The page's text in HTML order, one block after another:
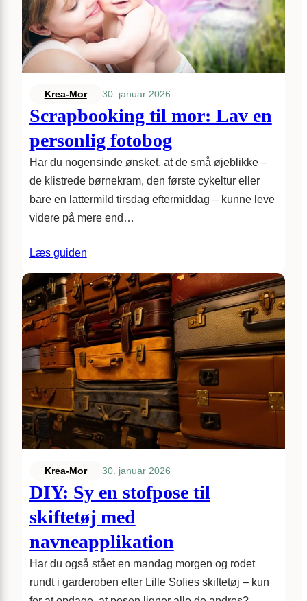
Krea-Mor 30. januar 2026
Scrapbooking til mor: Lav en
personlig fotobog
Har du nogensinde ønsket, at de små øjeblikke –
de klistrede børnekram, den første cykeltur eller
bare en lattermild tirsdag eftermiddag – kunne leve
videre på mere end…
Læs guiden
Krea-Mor 30. januar 2026
DIY: Sy en stofpose til
skiftetøj med
navneapplikation
Har du også stået en mandag morgen og rodet
rundt i garderoben efter Lille Sofies skiftetøj – kun